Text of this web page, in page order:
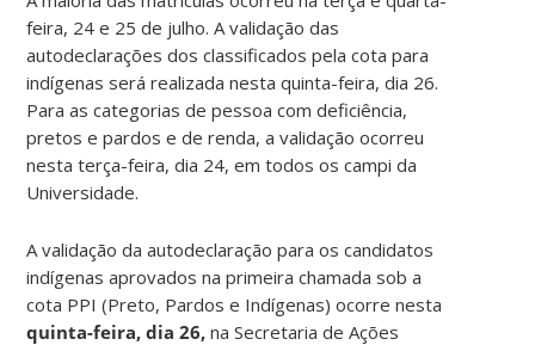
feira, 24 e 25 de julho. A validação das
autodeclarações dos classificados pela cota para
indígenas será realizada nesta quinta-feira, dia 26.
Para as categorias de pessoa com deficiência,
pretos e pardos e de renda, a validação ocorreu
nesta terça-feira, dia 24, em todos os campi da
Universidade.
A validação da autodeclaração para os candidatos
indígenas aprovados na primeira chamada sob a
cota PPI (Preto, Pardos e Indígenas) ocorre nesta
quinta-feira, dia 26,na Secretaria de Ações